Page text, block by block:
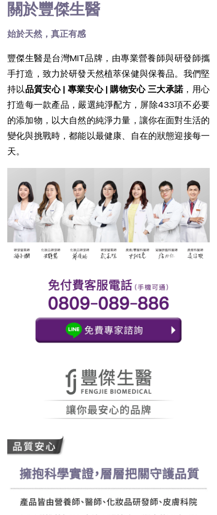
關於豐傑生醫
始於天然，真正有感
豐傑生醫是台灣MIT品牌，由專業營養師與研發師攜
手打造，致力於研發天然植萃保健與保養品。我們堅
持以品質安心 | 專業安心 | 購物安心 三大承諾，用心
打造每一款產品， 嚴選純淨配方，屏除433項不必要
的添加物，以大自然的純淨力量，讓你在面對生活的
變化與挑戰時，都能以最健康、自在的狀態迎接每一
天。